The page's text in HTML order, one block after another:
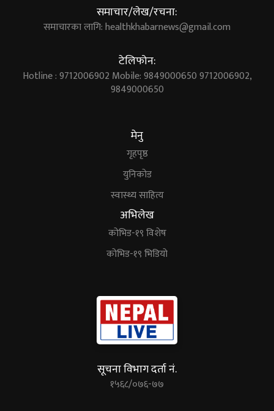
समाचार/लेख/रचना:
समाचारका लागि:healthkhabarnews@gmail.com
टेलिफोन:
Hotline : 9712006902 Mobile: 9849000650 9712006902,
9849000650
मेनु
गृहपृष्ठ
युनिकोड
स्वास्थ्य साहित्य
अभिलेख
कोभिड-१९ विशेष
कोभिड-१९ भिडियो
सूचना विभाग दर्ता नं.
१५६८/०७६-७७